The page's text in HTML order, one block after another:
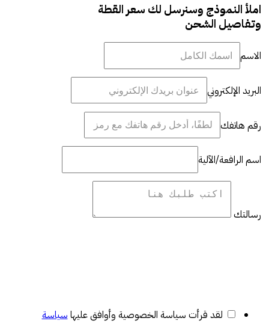
املأ النموذج وسنرسل لك سعر القطة
وتفاصيل الشحن
الاسم
البريد الإلكتروني
رقم هاتفك
اسم الرافعة/الآلية
رسالتك
لقد قرأت سياسة الخصوصية وأوافق عليها سياسة